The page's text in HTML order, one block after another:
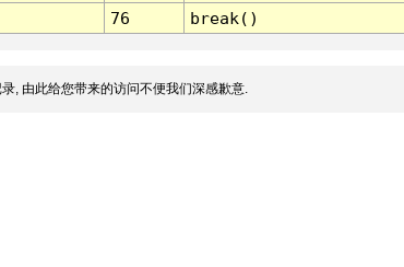
76 break()
, 由此给您带来的访问不便我们深感歉意.